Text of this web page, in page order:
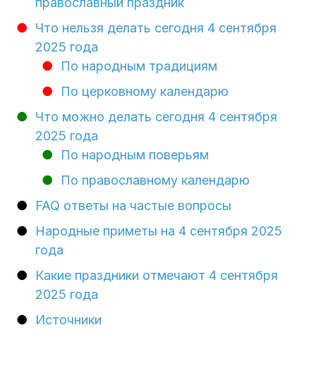
Что нельзя делать сегодня 4 сентября
2025 года
По народным традициям
По церковному календарю
Что можно делать сегодня 4 сентября
2025 года
По народным поверьям
По православному календарю
FAQ ответы на частые вопросы
Народные приметы на 4 сентября 2025
года
Какие праздники отмечают 4 сентября
2025 года
Источники